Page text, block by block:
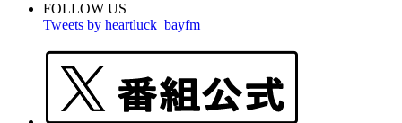
FOLLOW US
Tweets by heartluck_bayfm